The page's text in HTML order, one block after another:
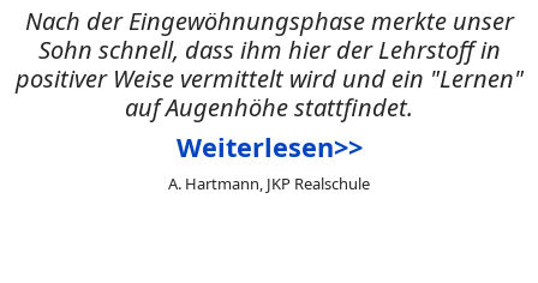
Nach der Eingewöhnungsphase merkte unser
Sohn schnell, dass ihm hier der Lehrstoff in
positiver Weise vermittelt wird und ein "Lernen"
auf Augenhöhe stattfindet.
Weiterlesen>>
A. Hartmann, JKP Realschule